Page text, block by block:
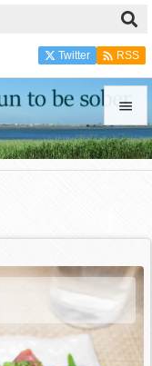




次へ

検索
Twitter  RSS